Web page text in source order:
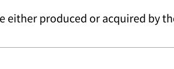
produced or acquired by